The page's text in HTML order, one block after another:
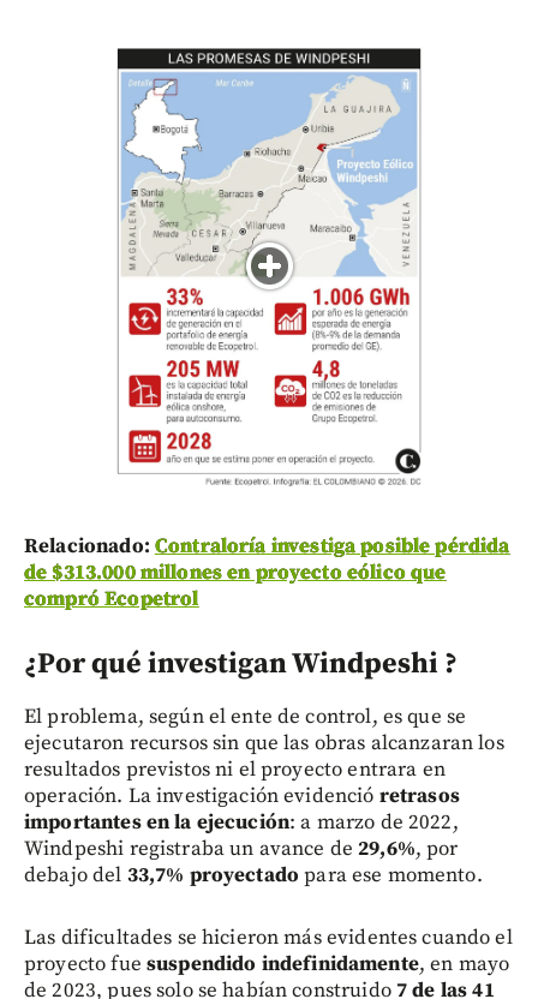
Relacionado: Contraloría investiga posible pérdida
de $313.000 millones en proyecto eólico que
compró Ecopetrol
¿Por qué investigan Windpeshi ?
El problema, según el ente de control, es que se
ejecutaron recursos sin que las obras alcanzaran los
resultados previstos ni el proyecto entrara en
operación. La investigación evidenció retrasos
importantes en la ejecución: a marzo de 2022,
Windpeshi registraba un avance de29,6%, por
debajo del 33,7% proyectado para ese momento.
Las dificultades se hicieron más evidentes cuando el
proyecto fue suspendido indefinidamente, en mayo
de 2023, pues solo se habían construido7 de las 41